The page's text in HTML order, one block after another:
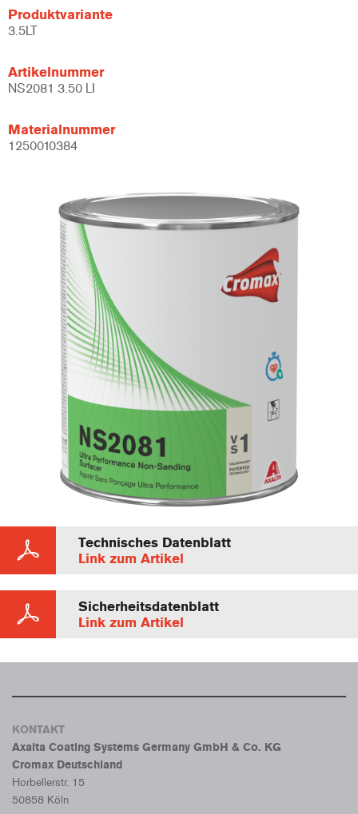
Produktvariante
3.5LT
Artikelnummer
NS2081 3.50 LI
Materialnummer
1250010384
Technisches Datenblatt
Link zum Artikel
Sicherheitsdatenblatt
Link zum Artikel
KONTAKT
Axalta Coating Systems Germany GmbH & Co. KG
Cromax Deutschland
Horbellerstr. 15
50858 Köln